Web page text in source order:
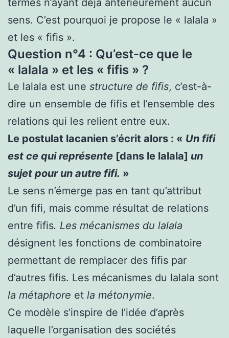
sens. C’est pourquoi je propose le « lalala »
et les « fifis ».
Question n°4 : Qu’est-ce que le
« lalala » et les « fifis » ?
Le lalala est une structure de fifis, c’est-à-
dire un ensemble de fifis et l’ensemble des
relations qui les relient entre eux.
Le postulat lacanien s’écrit alors : « Un fifi
est ce qui représente [dans le lalala] un
sujet pour un autre fifi. »
Le sens n’émerge pas en tant qu’attribut
d’un fifi, mais comme résultat de relations
entre fifis. Les mécanismes du lalala
désignent les fonctions de combinatoire
permettant de remplacer des fifis par
d’autres fifis. Les mécanismes du lalala sont
la métaphore et la métonymie.
Ce modèle s’inspire de l’idée d’après
laquelle l’organisation des sociétés